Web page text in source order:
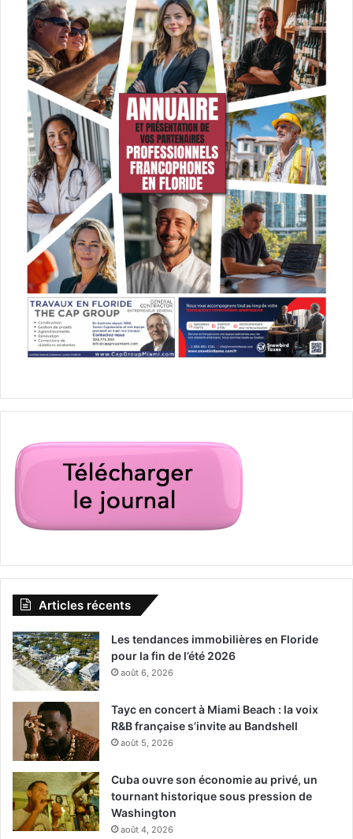
Le 20 mars :
The Climb
Un regard sur l’amitié entre deux garçons qui s’étend sur
plusieurs années.
Un film de Michael Angelo Covino avec lui-même, Kyle
Le 20 mars :
Deerskin
Articles récents
Les tendances immobilières en Floride
pour la fin de l’été 2026
août 6, 2026
Tayc en concert à Miami Beach : la voix
R&B française s’invite au Bandshell
août 5, 2026
Cuba ouvre son économie au privé, un
tournant historique sous pression de
Washington
août 4, 2026